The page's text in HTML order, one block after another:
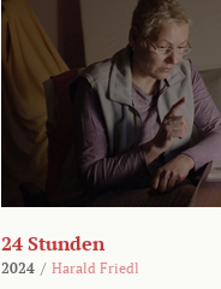
24 Stunden
2024 / Harald Friedl